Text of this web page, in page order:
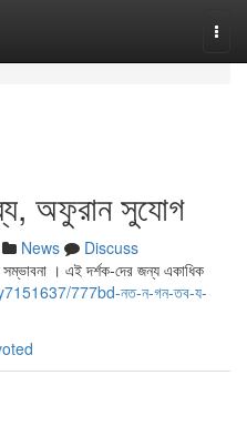
অফুরান সুযোগ
News
Discuss
। এই দর্শক-দের জন্য একাধিক
777bd-নত-ন-গন-তব-য-